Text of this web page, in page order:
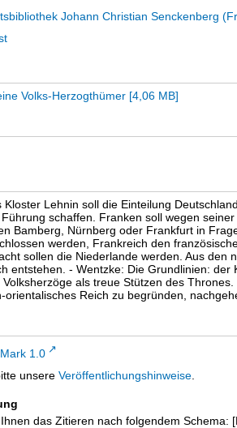
Johann Christian Senckenberg
Volks-Herzogthümer [4,06 MB]
Lehnin soll die Einteilung
schaffen. Franken soll wegen
Bamberg, Nürnberg oder Frankfurt in
werden, Frankreich den
sollen die Niederlande werden. Aus den
entstehen. - Wentzke: Die Grundlinien: der
als treue Stützen des Thrones.
Reich zu begründen,
1.0
unsere Veröffentlichungshinweise
das Zitieren nach folgendem Schema: